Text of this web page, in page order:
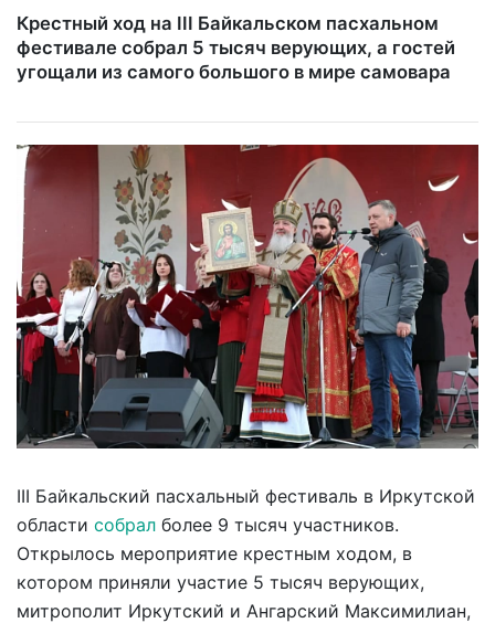
Крестный ход на III Байкальском пасхальном
фестивале собрал 5 тысяч верующих, а гостей
угощали из самого большого в мире самовара
III Байкальский пасхальный фестиваль в Иркутской
области собрал более 9 тысяч участников.
Открылось мероприятие крестным ходом, в
котором приняли участие 5 тысяч верующих,
митрополит Иркутский и Ангарский Максимилиан,